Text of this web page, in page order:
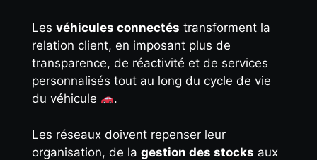
Les véhicules connectés transforment la
relation client, en imposant plus de
transparence, de réactivité et de services
personnalisés tout au long du cycle de vie
du véhicule
.
Les réseaux doivent repenser leur
organisation, de la gestion des stocks aux